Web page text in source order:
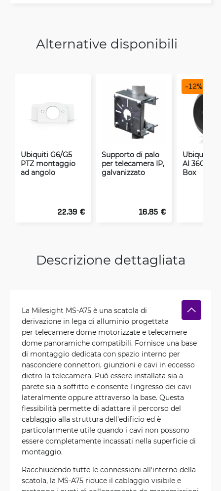
Alternative disponibili
Ubiquiti G6/G5
PTZ montaggio
ad angolo
22.39 €
Supporto di palo
per telecamera IP,
galvanizzato
16.85 €
Ubiquiti
AI 360
Box
-12%
Descrizione dettagliata
La Milesight MS-A75 è una scatola di
derivazione in lega di alluminio progettata
per telecamere dome motorizzate e telecamere
dome panoramiche compatibili. Fornisce una base
di montaggio dedicata con spazio interno per
nascondere connettori, giunzioni e cavi in eccesso
dietro la telecamera. Può essere installata sia a
parete sia a soffitto e consente l'ingresso dei cavi
lateralmente oppure attraverso la base. Questa
flessibilità permette di adattare il percorso del
cablaggio alla struttura dell'edificio ed è
particolarmente utile quando i cavi non possono
essere completamente incassati nella superficie di
montaggio.
Racchiudendo tutte le connessioni all'interno della
scatola, la MS-A75 riduce il cablaggio visibile e